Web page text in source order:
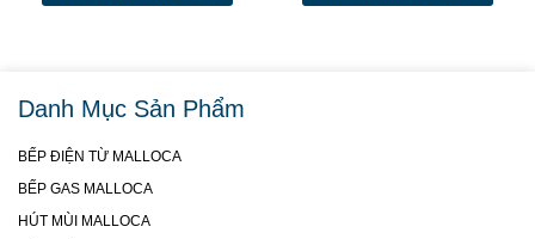
Danh Mục Sản Phẩm
BẾP ĐIỆN TỪ MALLOCA
BẾP GAS MALLOCA
HÚT MÙI MALLOCA